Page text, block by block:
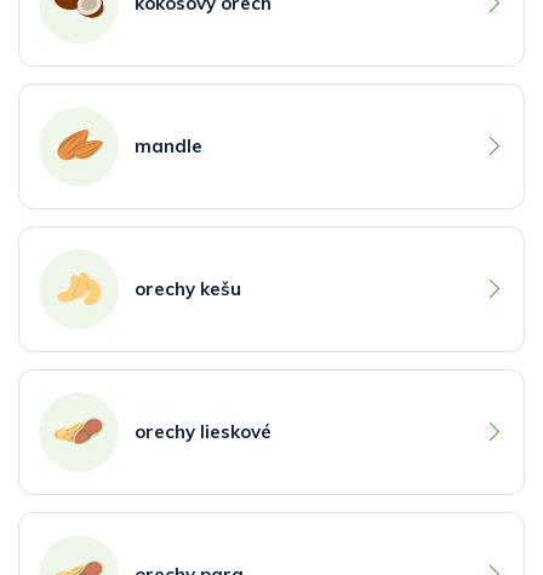
mandle
orechy kešu
orechy lieskové